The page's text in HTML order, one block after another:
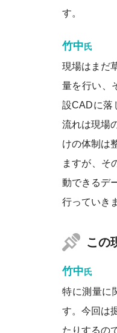
す。
竹中氏
現場はまだ
量を行い、
設CADに落
流れは現場
けの体制は
ますが、そ
動できるデ
行っていき
この
竹中氏
特に測量に
す。今回は
たりするの